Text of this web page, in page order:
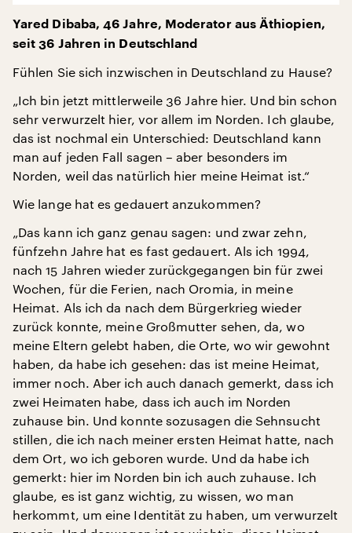
Yared Dibaba, 46 Jahre, Moderator aus Äthiopien,
seit 36 Jahren in Deutschland
Fühlen Sie sich inzwischen in Deutschland zu Hause?
„Ich bin jetzt mittlerweile 36 Jahre hier. Und bin schon
sehr verwurzelt hier, vor allem im Norden. Ich glaube,
das ist nochmal ein Unterschied: Deutschland kann
man auf jeden Fall sagen – aber besonders im
Norden, weil das natürlich hier meine Heimat ist.“
Wie lange hat es gedauert anzukommen?
„Das kann ich ganz genau sagen: und zwar zehn,
fünfzehn Jahre hat es fast gedauert. Als ich 1994,
nach 15 Jahren wieder zurückgegangen bin für zwei
Wochen, für die Ferien, nach Oromia, in meine
Heimat. Als ich da nach dem Bürgerkrieg wieder
zurück konnte, meine Großmutter sehen, da, wo
meine Eltern gelebt haben, die Orte, wo wir gewohnt
haben, da habe ich gesehen: das ist meine Heimat,
immer noch. Aber ich auch danach gemerkt, dass ich
zwei Heimaten habe, dass ich auch im Norden
zuhause bin. Und konnte sozusagen die Sehnsucht
stillen, die ich nach meiner ersten Heimat hatte, nach
dem Ort, wo ich geboren wurde. Und da habe ich
gemerkt: hier im Norden bin ich auch zuhause. Ich
glaube, es ist ganz wichtig, zu wissen, wo man
herkommt, um eine Identität zu haben, um verwurzelt